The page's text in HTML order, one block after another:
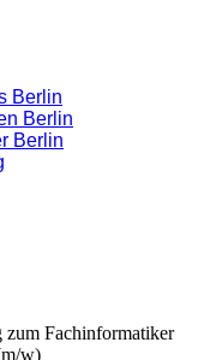
Berlin
Berlin
Berlin
zum Fachinformatiker
w)